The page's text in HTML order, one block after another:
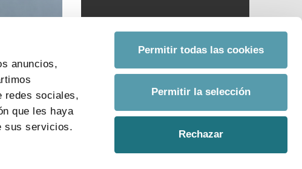
anuncios,
redes sociales,
que les haya
sus servicios.
Permitir todas las cookies
Permitir la selección
Rechazar